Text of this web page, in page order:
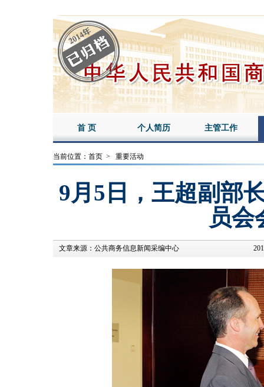
首 页 个人简历 主管工作
当前位置： 首页 > 重要活动
9月5日，王超副部
员会
文章来源： 公共商务信息新闻采编中心